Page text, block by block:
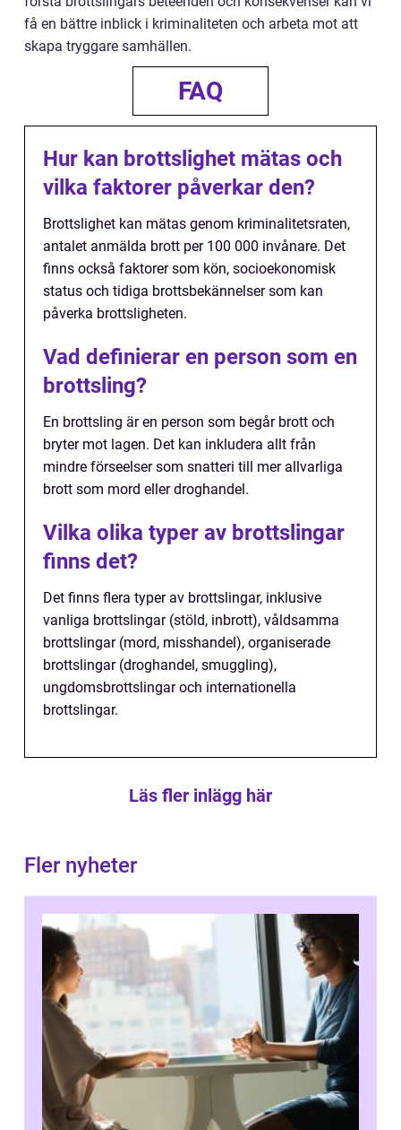
få en bättre inblick i kriminaliteten och arbeta mot att
skapa tryggare samhällen.
FAQ
Hur kan brottslighet mätas och
vilka faktorer påverkar den?
Brottslighet kan mätas genom kriminalitetsraten,
antalet anmälda brott per 100 000 invånare. Det
finns också faktorer som kön, socioekonomisk
status och tidiga brottsbekännelser som kan
påverka brottsligheten.
Vad definierar en person som en
brottsling?
En brottsling är en person som begår brott och
bryter mot lagen. Det kan inkludera allt från
mindre förseelser som snatteri till mer allvarliga
brott som mord eller droghandel.
Vilka olika typer av brottslingar
finns det?
Det finns flera typer av brottslingar, inklusive
vanliga brottslingar (stöld, inbrott), våldsamma
brottslingar (mord, misshandel), organiserade
brottslingar (droghandel, smuggling),
ungdomsbrottslingar och internationella
brottslingar.
Läs fler inlägg här
Fler nyheter